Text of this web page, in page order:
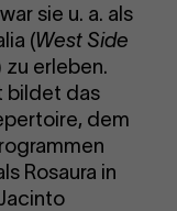
sie u. a. als
(West Side
zu erleben.
bildet das
dem
Rosaura in